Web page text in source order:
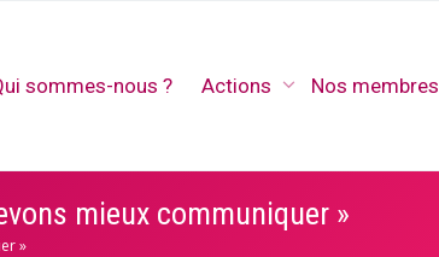
sommes-nous ? Actions Nos membres
mieux communiquer »
»